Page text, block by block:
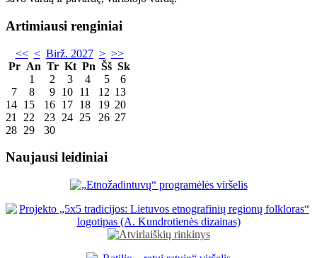
Artimiausi renginiai
<< < Birž. 2027 > >>
Pr An Tr Kt Pn Šš Sk
1
2 3 4 5
6
7
8 9 10 11 12 13
14 15 16 17 18 19 20
21
22 23 24 25 26 27
28 29 30
Naujausi leidiniai